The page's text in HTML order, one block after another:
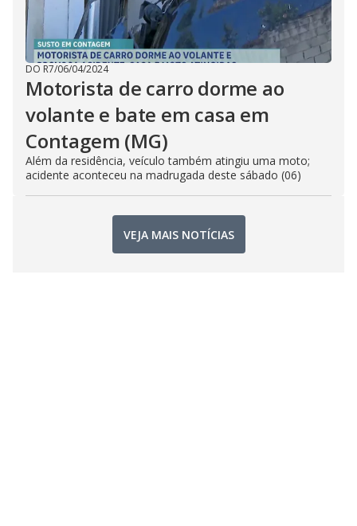
DO R7/06/04/2024
Motorista de carro dorme ao
volante e bate em casa em
Contagem (MG)
Além da residência, veículo também atingiu uma moto;
acidente aconteceu na madrugada deste sábado (06)
VEJA MAIS NOTÍCIAS